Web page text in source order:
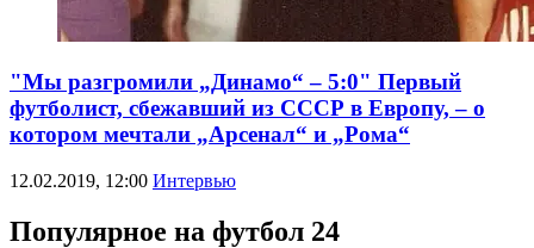
"Мы разгромили „Динамо“ – 5:0" Первый
футболист, сбежавший из СССР в Европу, – о
котором мечтали „Арсенал“ и „Рома“
12.02.2019, 12:00 Интервью
Популярное на футбол 24